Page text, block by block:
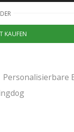
KAUFEN
Personalisierbare